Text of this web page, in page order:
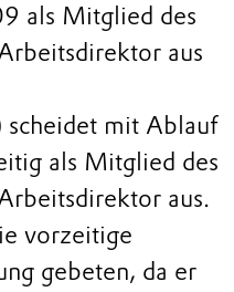
als Mitglied des
aus
mit Ablauf
als Mitglied des
aus.
vorzeitige
gebeten, da er